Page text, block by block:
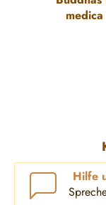
Hilfe